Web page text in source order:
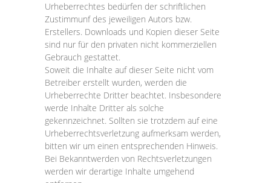
Urheberrechtes bedürfen der schriftlichen
Zustimmunf des jeweiligen Autors bzw.
Erstellers. Downloads und Kopien dieser Seite
sind nur für den privaten nicht kommerziellen
Gebrauch gestattet.
Soweit die Inhalte auf dieser Seite nicht vom
Betreiber erstellt wurden, werden die
Urheberrechte Dritter beachtet. Insbesondere
werde Inhalte Dritter als solche
gekennzeichnet. Sollten sie trotzdem auf eine
Urheberrechtsverletzung aufmerksam werden,
bitten wir um einen entsprechenden Hinweis.
Bei Bekanntwerden von Rechtsverletzungen
werden wir derartige Inhalte umgehend